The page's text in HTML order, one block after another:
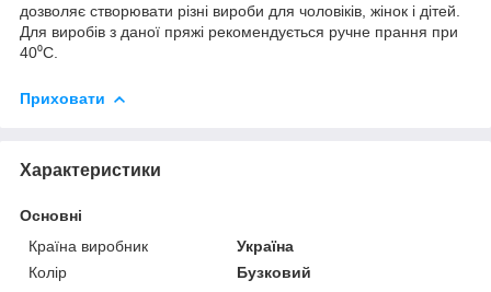
дозволяє створювати різні вироби для чоловіків, жінок і дітей.
Для виробів з даної пряжі рекомендується ручне прання при
40⁰С.
Приховати
Характеристики
Основні
Країна виробник
Україна
Колір
Бузковий